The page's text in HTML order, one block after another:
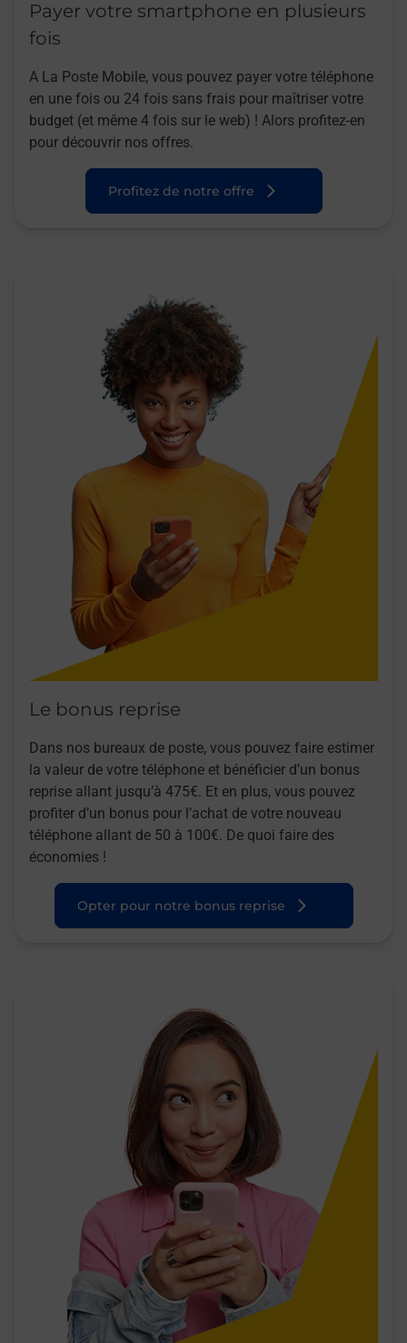
Payer votre smartphone en plusieurs
fois
A La Poste Mobile, vous pouvez payer votre téléphone
en une fois ou 24 fois sans frais pour maîtriser votre
budget (et même 4 fois sur le web) ! Alors profitez-en
pour découvrir nos offres.
Profitez de notre offre
Le bonus reprise
Dans nos bureaux de poste, vous pouvez faire estimer
la valeur de votre téléphone et bénéficier d’un bonus
reprise allant jusqu’à 475€. Et en plus, vous pouvez
profiter d’un bonus pour l’achat de votre nouveau
téléphone allant de 50 à 100€. De quoi faire des
économies !
Opter pour notre bonus reprise